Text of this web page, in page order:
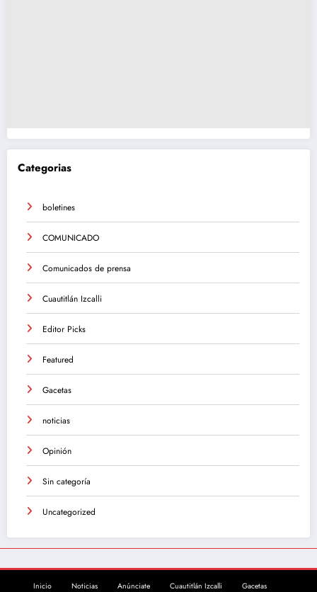
Categorias
boletines
COMUNICADO
Comunicados de prensa
Cuautitlán Izcalli
Editor Picks
Featured
Gacetas
noticias
Opinión
Sin categoría
Uncategorized
Inicio Noticias Anúnciate Cuautitlán Izcalli Gacetas